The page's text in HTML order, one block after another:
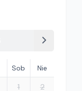
Sob Nie
1
2